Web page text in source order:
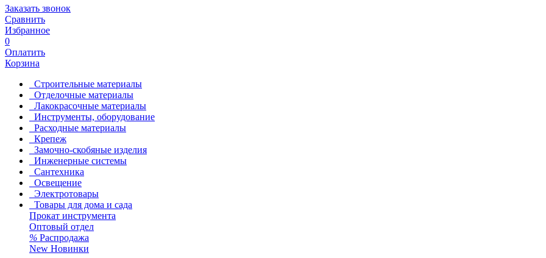
Заказать звонок
Сравнить
Избранное
0
Оплатить
Корзина
Строительные материалы
Отделочные материалы
Лакокрасочные материалы
Инструменты, оборудование
Расходные материалы
Крепеж
Замочно-скобяные изделия
Инженерные системы
Сантехника
Освещение
Электротовары
Товары для дома и сада
Прокат инструмента
Оптовый отдел
% Распродажа
New Новинки